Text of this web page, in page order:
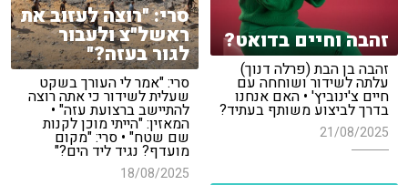
זהבה וחיים בדואט?
זהבה בן הבת (פרלה דנוך)
עלתה לשידור ושוחחה עם
חיים צ'ינוביץ' • האם אנחנו
בדרך לביצוע משותף בעתיד?
21/08/2025
סרי: "רוצה לעזוב את
ראשל"צ ולעבור
לגור בעזה?"
סרי: "אמר לי העורך בשקט
שעלית לשידור כי אתה רוצה
להתיישב ברצועת עזה" •
המאזין: "הייתי מוכן לקנות
שם שטח" • סרי: "מקום
מועדף? נגיד ליד הים?"
18/08/2025